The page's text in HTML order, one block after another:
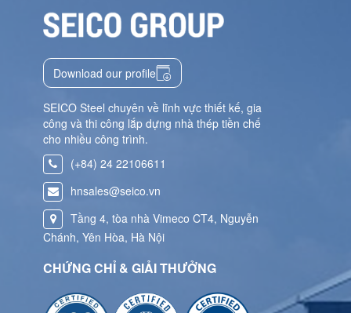
Download our profile
SEICO Steel chuyên về lĩnh vực thiết kế, gia
công và thi công lắp dựng nhà thép tiền chế
cho nhiều công trình.
(+84) 24 22106611
hnsales@seico.vn
Tầng 4, tòa nhà Vimeco CT4, Nguyễn
Chánh, Yên Hòa, Hà Nội
CHỨNG CHỈ & GIẢI THƯỞNG